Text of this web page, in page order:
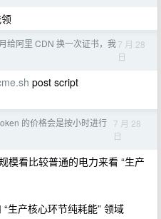
给阿里 CDN 换一次证书，我7 月 28
日
post script
的价格会是按小时进行 7 月 28
日
模看比较普通的电力来看 “生产
生产核心环节纯耗能” 领域